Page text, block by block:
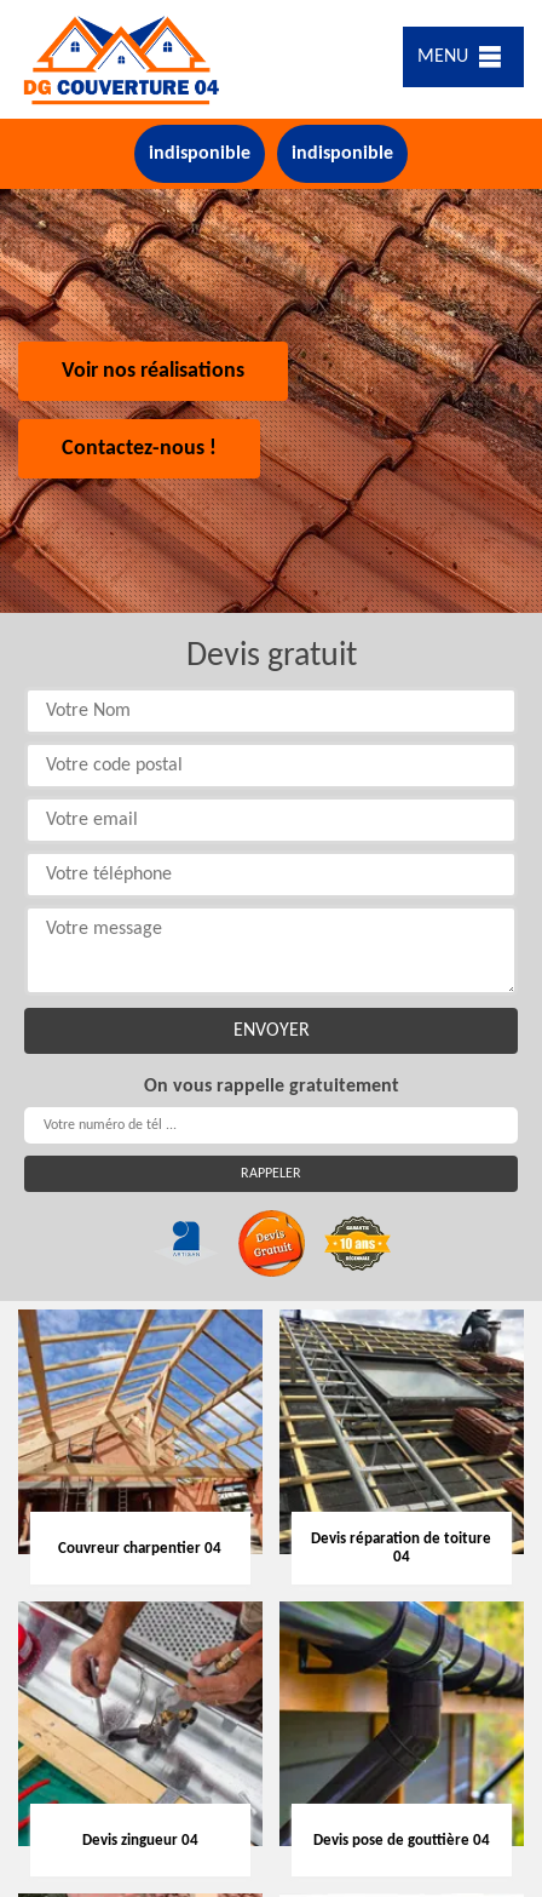
MENU
indisponible indisponible
Voir nos réalisations
Contactez-nous !
Devis gratuit
On vous rappelle gratuitement
Couvreur charpentier 04
Devis réparation de toiture
04
Devis zingueur 04 Devis pose de gouttière 04